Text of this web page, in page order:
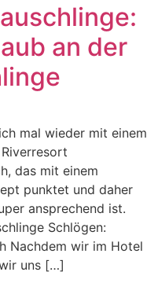
an der
mal wieder mit einem
das mit einem
punktet und daher
ansprechend ist.
Schlögen:
Nachdem wir im Hotel
uns […]